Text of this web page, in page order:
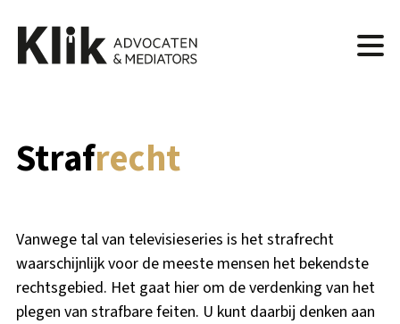
Strafrecht
Vanwege tal van televisieseries is het strafrecht
waarschijnlijk voor de meeste mensen het bekendste
rechtsgebied. Het gaat hier om de verdenking van het
plegen van strafbare feiten. U kunt daarbij denken aan